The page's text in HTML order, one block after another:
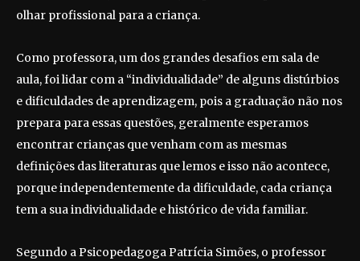
olhar profissional para a criança.
Como professora, um dos grandes desafios em sala de
aula, foi lidar com a “individualidade” de alguns distúrbios
e dificuldades de aprendizagem, pois a graduação não nos
prepara para essas questões, geralmente esperamos
encontrar crianças que venham com as mesmas
definições das literaturas que lemos e isso não acontece,
porque independentemente da dificuldade, cada criança
tem a sua individualidade e histórico de vida familiar.
Segundo a Psicopedagoga Patrícia Simões, o professor